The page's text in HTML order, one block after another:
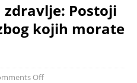
Postoji
kojih morate
Off